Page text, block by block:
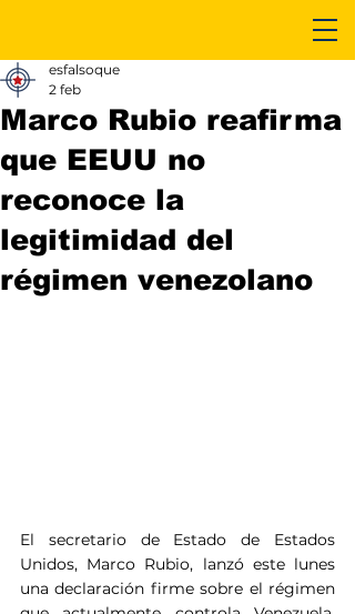
Marco Rubio reafirma
que EEUU no
reconoce la
legitimidad del
régimen venezolano
esfalsoque
2 feb
El secretario de Estado de Estados
Unidos, Marco Rubio, lanzó este lunes
una declaración firme sobre el régimen